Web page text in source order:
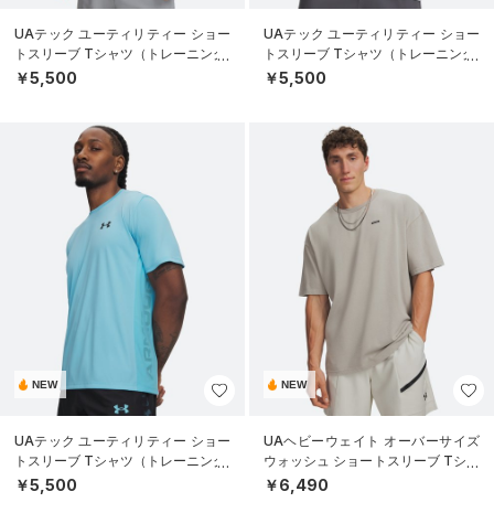
UAテック ユーティリティー ショー
トスリーブ Tシャツ（トレーニング/
MEN）
￥5,500
UAテック ユーティリティー ショー
トスリーブ Tシャツ（トレーニング/
MEN）
￥5,500
NEW
UAテック ユーティリティー ショー
トスリーブ Tシャツ（トレーニング/
MEN）
￥5,500
NEW
UAヘビーウェイト オーバーサイズ
ウォッシュ ショートスリーブ Tシャ
ツ（ライフスタイル/MEN）
￥6,490